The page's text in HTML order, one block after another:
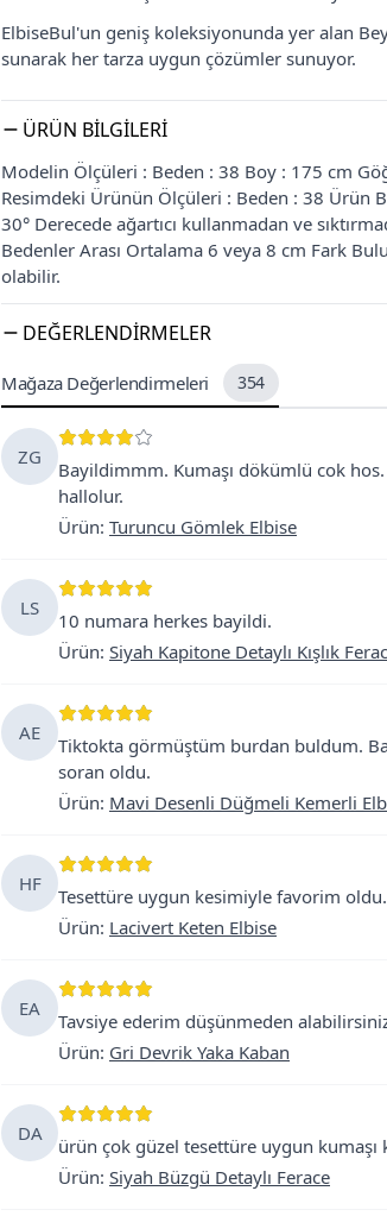
ElbiseBul'un geniş koleksiyonunda yer alan
sunarak her tarza uygun çözümler sunuyor.
ÜRÜN BILGILERI
Modelin Ölçüleri : Beden : 38 Boy : 175 cm
Resimdeki Ürünün Ölçüleri : Beden : 38 Ürün
30° Derecede ağartıcı kullanmadan ve
Bedenler Arası Ortalama 6 veya 8 cm Fark
olabilir.
DEĞERLENDIRMELER
Mağaza Değerlendirmeleri 354
ZG
Bayildimmm. Kumaşı dökümlü cok
hallolur.
Ürün: Turuncu Gömlek Elbise
LS
10 numara herkes bayildi.
Ürün: Siyah Kapitone Detaylı Kışlık
AE
Tiktokta görmüştüm burdan buldum.
soran oldu.
Ürün: Mavi Desenli Düğmeli Kemerli
HF
Tesettüre uygun kesimiyle favorim
Ürün: Lacivert Keten Elbise
EA
Tavsiye ederim düşünmeden
Ürün: Gri Devrik Yaka Kaban
DA
ürün çok güzel tesettüre uygun kumaşı
Ürün: Siyah Büzgü Detaylı Ferace